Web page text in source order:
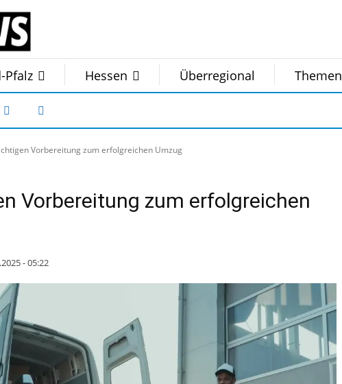
Pfalz Hessen Überregional Themen
Vorbereitung zum erfolgreichen Umzug
Vorbereitung zum erfolgreichen
- 05:22